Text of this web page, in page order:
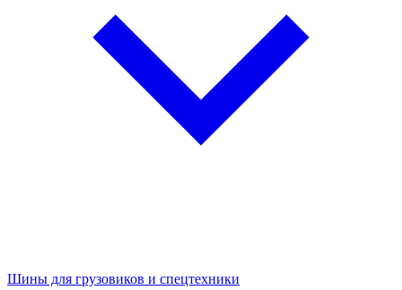
Шины для грузовиков и спецтехники